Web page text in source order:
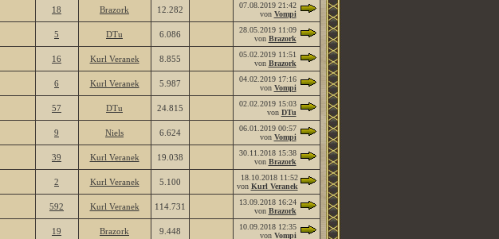
18 Brazork 12.282 07.08.2019 21:42
von Vompi
5 DTu 6.086 28.05.2019 11:09
von Brazork
16 Kurl Veranek 8.855 05.02.2019 11:51
von Brazork
6 Kurl Veranek 5.987 04.02.2019 17:16
von Vompi
57 DTu 24.815 02.02.2019 15:03
von DTu
9 Niels 6.624 06.01.2019 00:57
von Vompi
39 Kurl Veranek 19.038 30.11.2018 15:38
von Brazork
2 Kurl Veranek 5.100 18.10.2018 11:52
von Kurl Veranek
592 Kurl Veranek 114.731 13.09.2018 16:24
von Brazork
19 Brazork 9.448 10.09.2018 12:35
von Vompi